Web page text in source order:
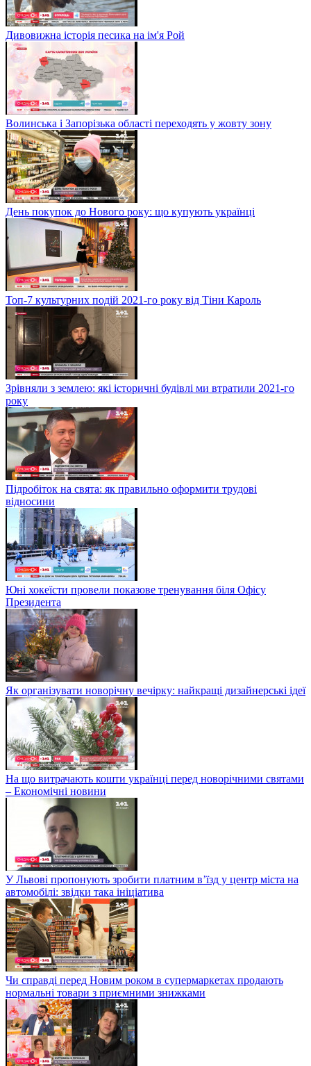
Дивовижна історія песика на ім'я Рой
Волинська і Запорізька області переходять у жовту зону
День покупок до Нового року: що купують українці
Топ-7 культурних подій 2021-го року від Тіни Кароль
Зрівняли з землею: які історичні будівлі ми втратили 2021-го
року
Підробіток на свята: як правильно оформити трудові
відносини
Юні хокеїсти провели показове тренування біля Офісу
Президента
Як організувати новорічну вечірку: найкращі дизайнерські ідеї
На що витрачають кошти українці перед новорічними святами
– Економічні новини
У Львові пропонують зробити платним в’їзд у центр міста на
автомобілі: звідки така ініціатива
Чи справді перед Новим роком в супермаркетах продають
нормальні товари з приємними знижками